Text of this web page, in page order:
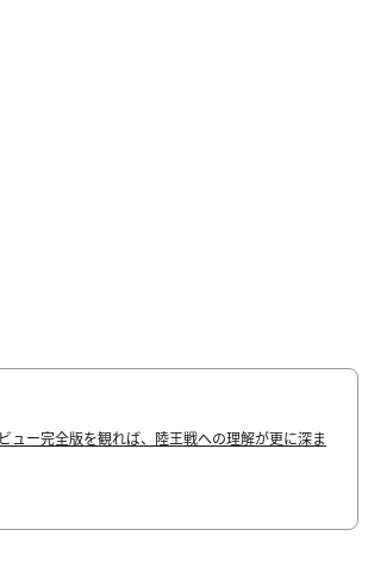
ュー完全版を観れば、陸王戦への理解が更に深ま